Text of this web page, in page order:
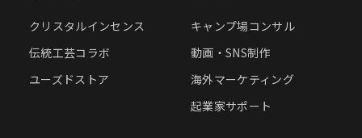
クリスタルインセンス
伝統工芸コラボ
ユーズドストア
キャンプ場コンサル
動画・SNS制作
海外マーケティング
起業家サポート